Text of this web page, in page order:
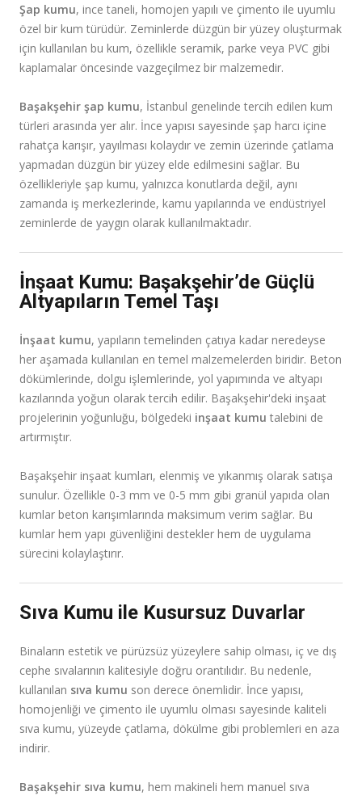
Şap kumu, ince taneli, homojen yapılı ve çimento ile uyumlu
özel bir kum türüdür. Zeminlerde düzgün bir yüzey oluşturmak
için kullanılan bu kum, özellikle seramik, parke veya PVC gibi
kaplamalar öncesinde vazgeçilmez bir malzemedir.
Başakşehir şap kumu, İstanbul genelinde tercih edilen kum
türleri arasında yer alır. İnce yapısı sayesinde şap harcı içine
rahatça karışır, yayılması kolaydır ve zemin üzerinde çatlama
yapmadan düzgün bir yüzey elde edilmesini sağlar. Bu
özellikleriyle şap kumu, yalnızca konutlarda değil, aynı
zamanda iş merkezlerinde, kamu yapılarında ve endüstriyel
zeminlerde de yaygın olarak kullanılmaktadır.
İnşaat Kumu: Başakşehir’de Güçlü
Altyapıların Temel Taşı
İnşaat kumu, yapıların temelinden çatıya kadar neredeyse
her aşamada kullanılan en temel malzemelerden biridir. Beton
dökümlerinde, dolgu işlemlerinde, yol yapımında ve altyapı
kazılarında yoğun olarak tercih edilir. Başakşehir'deki inşaat
projelerinin yoğunluğu, bölgedeki inşaat kumu talebini de
artırmıştır.
Başakşehir inşaat kumları, elenmiş ve yıkanmış olarak satışa
sunulur. Özellikle 0-3 mm ve 0-5 mm gibi granül yapıda olan
kumlar beton karışımlarında maksimum verim sağlar. Bu
kumlar hem yapı güvenliğini destekler hem de uygulama
sürecini kolaylaştırır.
Sıva Kumu ile Kusursuz Duvarlar
Binaların estetik ve pürüzsüz yüzeylere sahip olması, iç ve dış
cephe sıvalarının kalitesiyle doğru orantılıdır. Bu nedenle,
kullanılan sıva kumu son derece önemlidir. İnce yapısı,
homojenliği ve çimento ile uyumlu olması sayesinde kaliteli
sıva kumu, yüzeyde çatlama, dökülme gibi problemleri en aza
indirir.
Başakşehir sıva kumu, hem makineli hem manuel sıva